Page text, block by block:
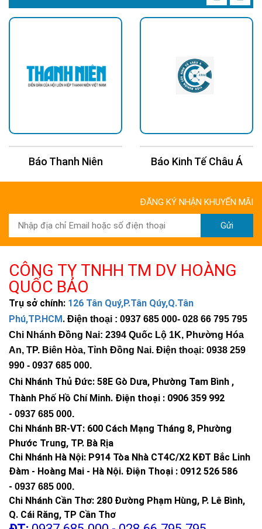
Báo Thanh Niên Báo Kinh Tế Châu Á
ĐĂNG KÝ NHẬN KHUYẾN MÃI
Gửi
CÔNG TY TNHH TM DV HOÀNG
QUỐC BẢO
Trụ sở chính: 126 Tân Quý,P.Tân Qúy,Q.Tân
Phú,TP.HCM. Điện thoại : 0937 685 000- 028 66 795 795
Chi Nhánh Đồng Nai: 2394 Quốc Lộ 1K, Phường Hóa
An, TP. Biên Hòa, Tỉnh Đồng Nai. Điện thoại: 0938 259
990 - 0937 685 000.
Chi Nhánh Thủ Đức: 58E Gò Dưa, Phường Tam Bình ,
Thành Phố Hồ Chí Minh. Điện thoại : 0906 359 992
- 0937 685 000.
Chi Nhánh BR-VT: 600 Cách Mạng Tháng 8, Phường
Phước Trung, TP. Bà Rịa
Chi Nhánh Hà Nội: P914 Tòa Nhà CT4C/X2 KĐT Bắc Linh
Đàm - Hoàng Mai - Hà Nội. Điện Thoại : 0912 526 586
- 0937 685 000.
Chi Nhánh Cần Thơ: 280 Đường Phạm Hùng, P. Lê Bình,
Q. Cái Răng, TP Cần Thơ